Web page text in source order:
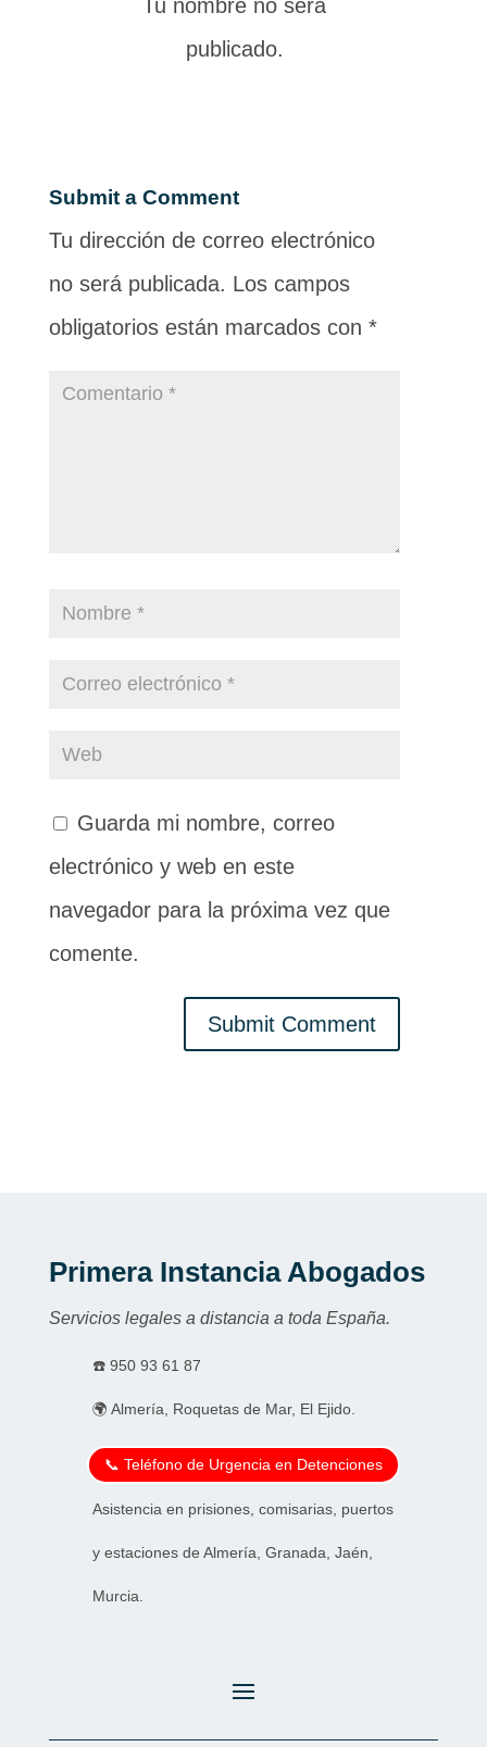
Tu nombre no será
publicado.
Submit a Comment
Tu dirección de correo electrónico
no será publicada. Los campos
obligatorios están marcados con *
Guarda mi nombre, correo
electrónico y web en este
navegador para la próxima vez que
comente.
Submit Comment
Primera Instancia Abogados
Servicios legales a distancia a toda España.
☎️ 950 93 61 87
🌍 Almería, Roquetas de Mar, El Ejido.
📞 Teléfono de Urgencia en Detenciones
Asistencia en prisiones, comisarias, puertos
y estaciones de Almería, Granada, Jaén,
Murcia.